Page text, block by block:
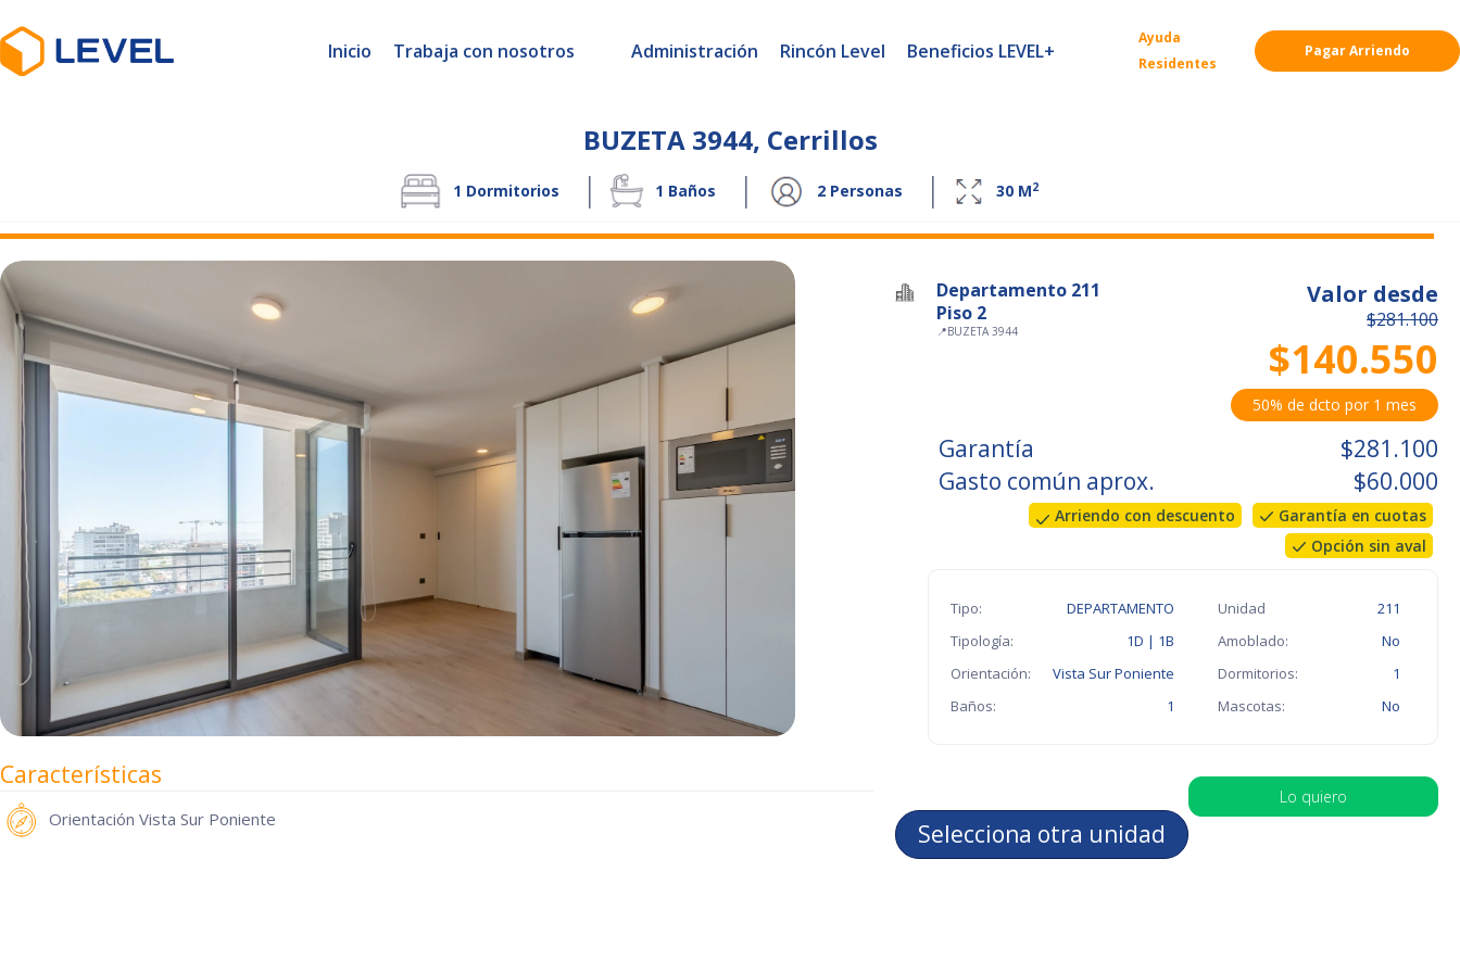
Inicio Trabaja con nosotros Administración Rincón Level Beneficios LEVEL+
Ayuda
Residentes
Pagar Arriendo
BUZETA 3944, Cerrillos
1 Dormitorios | 1 Baños | 2 Personas | 30 M2
Características
Orientación Vista Sur Poniente
Departamento 211
Piso 2
📍BUZETA 3944
Valor desde
$281.100
$140.550
50% de dcto por 1 mes
Garantía
Gasto común aprox.
$281.100
$60.000
Arriendo con descuento
Garantía en cuotas
Opción sin aval
Tipo:
Tipología:
Orientación:
Baños:
DEPARTAMENTO
1D | 1B
Vista Sur Poniente
1
Unidad
Amoblado:
Dormitorios:
Mascotas:
211
No
1
No
Selecciona otra unidad
Lo quiero